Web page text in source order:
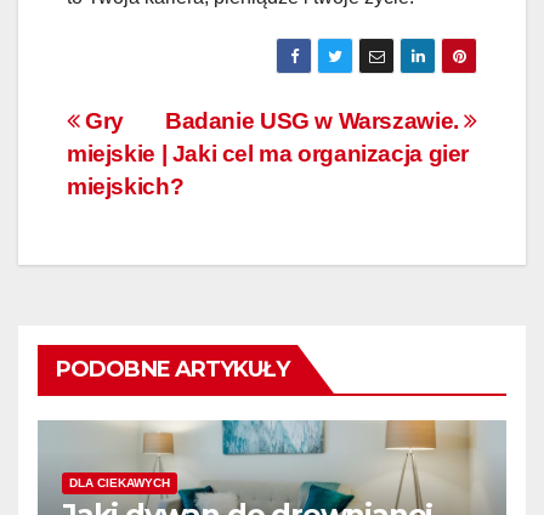
Nawigacja
wpisu
Badanie USG w Warszawie.
Gry
miejskie | Jaki cel ma organizacja gier
miejskich?
PODOBNE ARTYKUŁY
DLA CIEKAWYCH